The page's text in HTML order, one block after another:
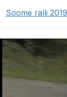
Soome ralli